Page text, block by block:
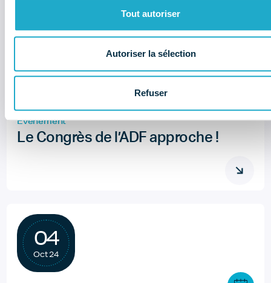
Tout autoriser
Autoriser la sélection
Refuser
Palais des Congrès - Paris
Événement
Le Congrès de l’ADF approche !
04
Oct 24